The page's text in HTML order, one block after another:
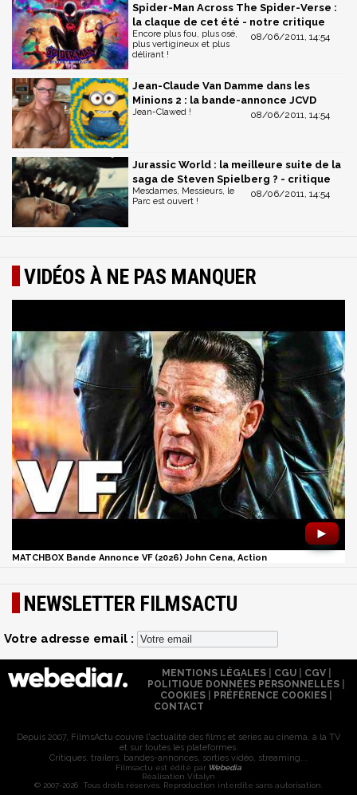
Spider-Man Across The Spider-Verse :
la claque de cet été - notre critique
08/06/2011, 14:54
Encore plus fou, plus osé,
plus vertigineux et plus
délirant !
Jean-Claude Van Damme dans les
Minions 2 : la bande-annonce JCVD
08/06/2011, 14:54
Jean-Clawed !
Jurassic World : la meilleure suite de la
saga de Steven Spielberg ? - critique
08/06/2011, 14:54
Mesdames, Messieurs, le
Parc est ouvert !
VIDÉOS À NE PAS MANQUER
►
MATCHBOX Bande Annonce VF (2026) John Cena, Action
NEWSLETTER FILMSACTU
Votre adresse email :
MENTIONS LÉGALES| CGU| CGV|
POLITIQUE DONNÉES PERSONNELLES
COOKIES
PRÉFÉRENCE COOKIES
CONTACT
Depuis 2007, FilmsActu couvre l'actualité des films et séries au cinéma, à la TV
et sur toutes les plateformes.
Critiques, trailers, bandes-annonces, sorties vidéo, streaming...
Filmsactu est édité par Webedia
Réalisation Vitalyn
© 2007-2026 Tous droits réservés. Reproduction interdite sans autorisation.